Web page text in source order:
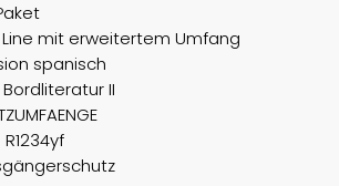
Line mit erweitertem Umfang
spanisch
II